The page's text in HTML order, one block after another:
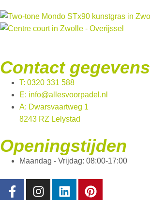
Contact gegevens
T: 0320 331 588
E: info@allesvoorpadel.nl
A: Dwarsvaartweg 1
8243 RZ Lelystad
Openingstijden
Maandag - Vrijdag: 08:00-17:00